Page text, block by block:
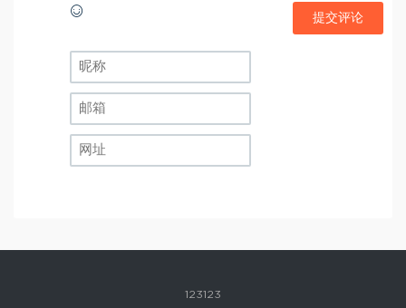
提交评论
123123